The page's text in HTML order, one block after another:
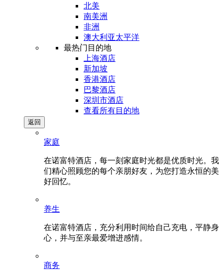
北美
南美洲
非洲
澳大利亚太平洋
最热门目的地
上海酒店
新加坡
香港酒店
巴黎酒店
深圳市酒店
查看所有目的地
返回
家庭
在诺富特酒店，每一刻家庭时光都是优质时光。我
们精心照顾您的每个亲朋好友，为您打造永恒的美
好回忆。
养生
在诺富特酒店，充分利用时间给自己充电，平静身
心，并与至亲最爱增进感情。
商务